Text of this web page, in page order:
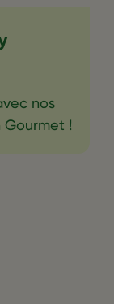
nos
Gourmet !